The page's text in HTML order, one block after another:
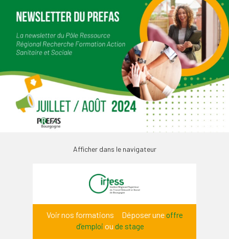
Afficher dans le navigateur
Voir nos formations Déposer uneoffre
d’emploi ou de stage